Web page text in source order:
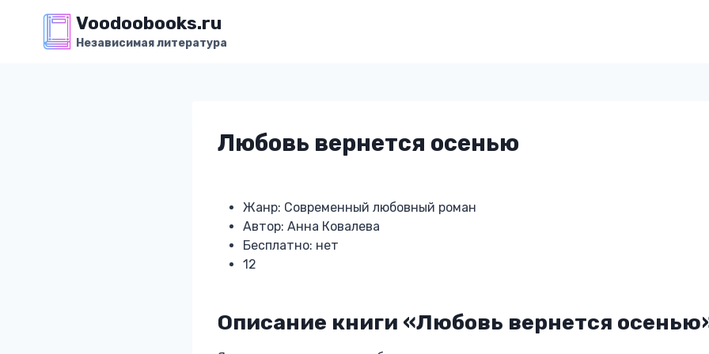
содержимому
Voodoobooks.ru
Независимая литература
Любовь вернется осенью
Жанр: Современный любовный роман
Автор: Анна Ковалева
Бесплатно: нет
12
Описание книги «Любовь вернется